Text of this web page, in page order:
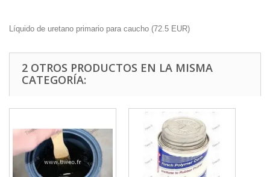
Líquido de uretano primario para caucho (72.5 EUR)
2 OTROS PRODUCTOS EN LA MISMA
CATEGORÍA: